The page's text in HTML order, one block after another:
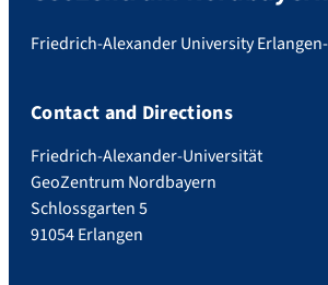
Friedrich-Alexander University
Contact and Directions
Friedrich-Alexander-Universität
GeoZentrum Nordbayern
Schlossgarten 5
91054 Erlangen